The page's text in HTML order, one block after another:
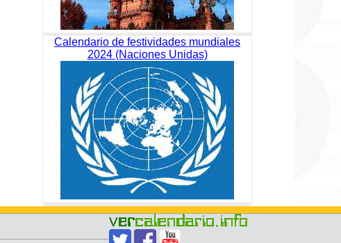
Calendario de festividades mundiales
2024 (Naciones Unidas)